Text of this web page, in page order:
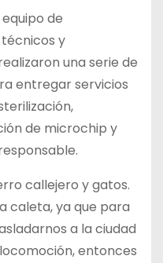
de
y
una serie de
entregar servicios
de microchip y
callejero y gatos.
caleta, ya que para
a la ciudad
entonces